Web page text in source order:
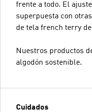
frente a todo. El
superpuesta con
de tela french terry
Nuestros productos
algodón sostenible.
Cuidados